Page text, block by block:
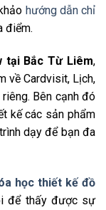
hướng dẫn chỉ
điểm.
tại Bắc Từ Liêm,
về Cardvisit, Lịch,
Bên cạnh đó
kế các sản phẩm
dạy để bạn đa
học thiết kế đồ
để thấy được sự